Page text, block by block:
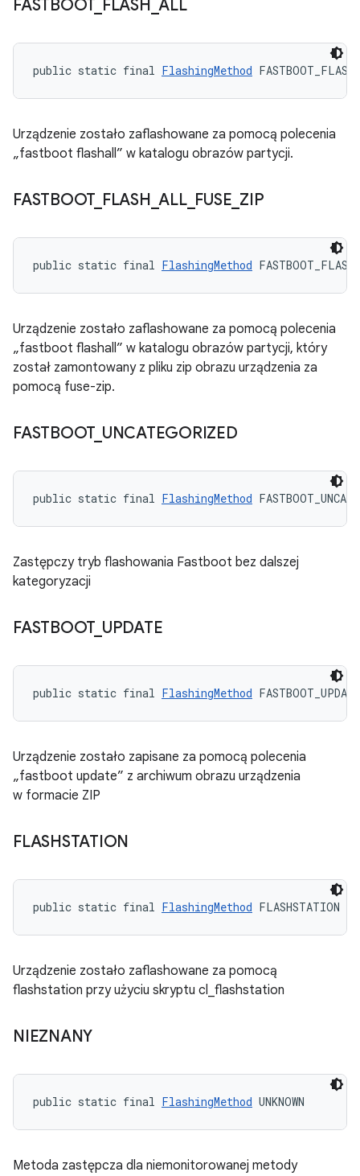
FASTBOOT FLASH _ALL
public static final FlashingMethod
Urządzenie zostało zaflashowane za pomocą polecenia
„fastboot flashall” w katalogu obrazów partycji.
FASTBOOT_ FLASH _ALL_ FUSE ZIP
public static final FlashingMethod
Urządzenie zostało zaflashowane za pomocą polecenia
„fastboot flashall” w katalogu obrazów partycji, który
został zamontowany z pliku zip obrazu urządzenia za
pomocą fuse-zip.
FASTBOOT_ UNCATEGORIZED
public static final FlashingMethod
Zastępczy tryb flashowania Fastboot bez dalszej
kategoryzacji
FASTBOOT_ UPDATE
public static final FlashingMethod FASTBOOT_UPDATE
Urządzenie zostało zapisane za pomocą polecenia
„fastboot update” z archiwum obrazu urządzenia
w formacie ZIP
FLASHSTATION
public static final FlashingMethod FLASHSTATION
Urządzenie zostało zaflashowane za pomocą
flashstation przy użyciu skryptu cl_flashstation
NIEZNANY
public static final FlashingMethod UNKNOWN
Metoda zastępcza dla niemonitorowanej metody